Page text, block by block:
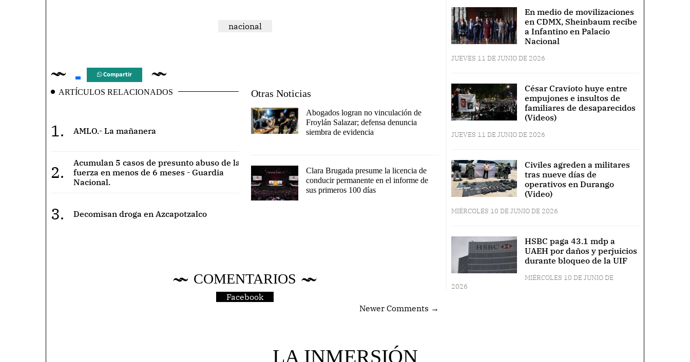
nacional
Compartir
ARTÍCULOS RELACIONADOS
1. AMLO.- La mañanera
2.
Acumulan 5 casos de presunto abuso de la
fuerza en menos de 6 meses - Guardia
Nacional.
3. Decomisan droga en Azcapotzalco
Otras Noticias
Abogados logran no vinculación de
Froylán Salazar; defensa denuncia
siembra de evidencia
Clara Brugada presume la licencia de
conducir permanente en el informe de
sus primeros 100 días
COMENTARIOS
Facebook
Newer Comments →
En medio de movilizaciones
en CDMX, Sheinbaum recibe
a Infantino en Palacio
Nacional
JUEVES 11 DE JUNIO DE 2026
César Cravioto huye entre
empujones e insultos de
familiares de desaparecidos
(Videos)
JUEVES 11 DE JUNIO DE 2026
Civiles agreden a militares
tras nueve días de
operativos en Durango
(Video)
MIÉRCOLES 10 DE JUNIO DE 2026
HSBC paga 43.1 mdp a
UAEH por daños y perjuicios
durante bloqueo de la UIF
MIÉRCOLES 10 DE JUNIO DE
2026
LA INMERSIÓN